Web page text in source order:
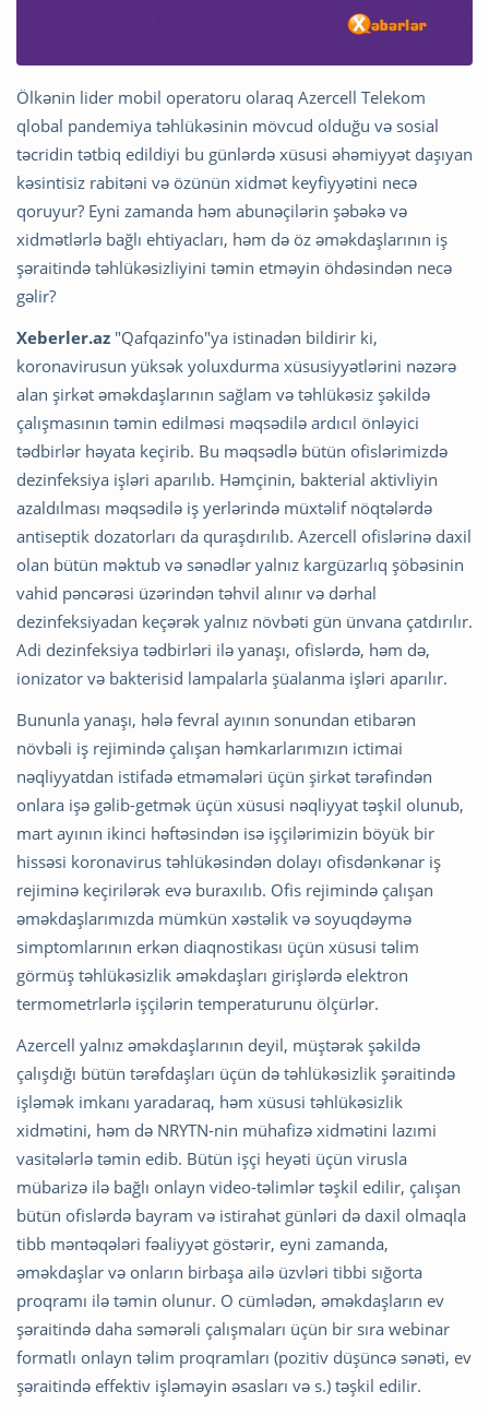
Ölkənin lider mobil operatoru olaraq Azercell Telekom
qlobal pandemiya təhlükəsinin mövcud olduğu və sosial
təcridin tətbiq edildiyi bu günlərdə xüsusi əhəmiyyət daşıyan
kəsintisiz rabitəni və özünün xidmət keyfiyyətini necə
qoruyur? Eyni zamanda həm abunəçilərin şəbəkə və
xidmətlərlə bağlı ehtiyacları, həm də öz əməkdaşlarının iş
şəraitində təhlükəsizliyini təmin etməyin öhdəsindən necə
gəlir?
Xeberler.az "Qafqazinfo"ya istinadən bildirir ki,
koronavirusun yüksək yoluxdurma xüsusiyyətlərini nəzərə
alan şirkət əməkdaşlarının sağlam və təhlükəsiz şəkildə
çalışmasının təmin edilməsi məqsədilə ardıcıl önləyici
tədbirlər həyata keçirib. Bu məqsədlə bütün ofislərimizdə
dezinfeksiya işləri aparılıb. Həmçinin, bakterial aktivliyin
azaldılması məqsədilə iş yerlərində müxtəlif nöqtələrdə
antiseptik dozatorları da quraşdırılıb. Azercell ofislərinə daxil
olan bütün məktub və sənədlər yalnız kargüzarlıq şöbəsinin
vahid pəncərəsi üzərindən təhvil alınır və dərhal
dezinfeksiyadan keçərək yalnız növbəti gün ünvana çatdırılır.
Adi dezinfeksiya tədbirləri ilə yanaşı, ofislərdə, həm də,
ionizator və bakterisid lampalarla şüalanma işləri aparılır.
Bununla yanaşı, hələ fevral ayının sonundan etibarən
növbəli iş rejimində çalışan həmkarlarımızın ictimai
nəqliyyatdan istifadə etməmələri üçün şirkət tərəfindən
onlara işə gəlib-getmək üçün xüsusi nəqliyyat təşkil olunub,
mart ayının ikinci həftəsindən isə işçilərimizin böyük bir
hissəsi koronavirus təhlükəsindən dolayı ofisdənkənar iş
rejiminə keçirilərək evə buraxılıb. Ofis rejimində çalışan
əməkdaşlarımızda mümkün xəstəlik və soyuqdəymə
simptomlarının erkən diaqnostikası üçün xüsusi təlim
görmüş təhlükəsizlik əməkdaşları girişlərdə elektron
termometrlərlə işçilərin temperaturunu ölçürlər.
Azercell yalnız əməkdaşlarının deyil, müştərək şəkildə
çalışdığı bütün tərəfdaşları üçün də təhlükəsizlik şəraitində
işləmək imkanı yaradaraq, həm xüsusi təhlükəsizlik
xidmətini, həm də NRYTN-nin mühafizə xidmətini lazımi
vasitələrlə təmin edib. Bütün işçi heyəti üçün virusla
mübarizə ilə bağlı onlayn video-təlimlər təşkil edilir, çalışan
bütün ofislərdə bayram və istirahət günləri də daxil olmaqla
tibb məntəqələri fəaliyyət göstərir, eyni zamanda,
əməkdaşlar və onların birbaşa ailə üzvləri tibbi sığorta
proqramı ilə təmin olunur. O cümlədən, əməkdaşların ev
şəraitində daha səmərəli çalışmaları üçün bir sıra webinar
formatlı onlayn təlim proqramları (pozitiv düşüncə sənəti, ev
şəraitində effektiv işləməyin əsasları və s.) təşkil edilir.